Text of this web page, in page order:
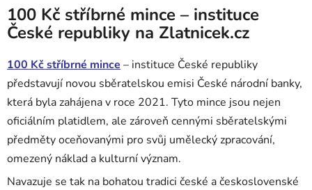
100 Kč stříbrné mince – instituce
České republiky na Zlatnicek.cz
100 Kč stříbrné mince – instituce České republiky
představují novou sběratelskou emisi České národní banky,
která byla zahájena v roce 2021. Tyto mince jsou nejen
oficiálním platidlem, ale zároveň cennými sběratelskými
předměty oceňovanými pro svůj umělecký zpracování,
omezený náklad a kulturní význam.
Navazuje se tak na bohatou tradici české a československé